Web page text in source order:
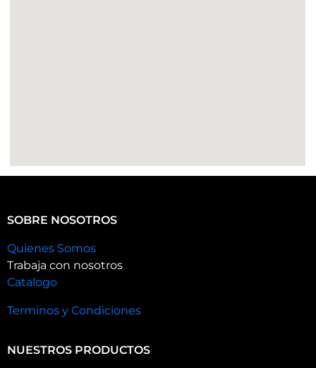
SOBRE NOSOTROS
Quienes Somos
Trabaja con nosotros
Catalogo
Terminos y Condiciones
NUESTROS PRODUCTOS